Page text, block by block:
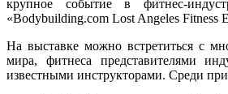
крупное событие в фитнес-
«Bodybuilding.com Lost Angeles Fitness
На выставке можно встретиться с
мира, фитнеса представителями
известными инструкторами. Среди